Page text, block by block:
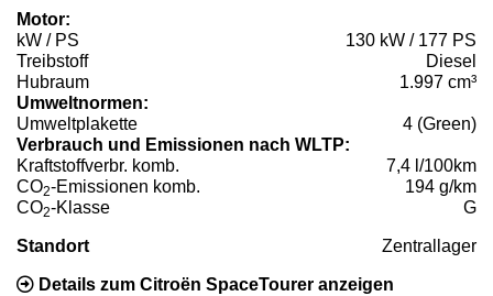
Motor:
kW / PS
130 kW / 177 PS
Treibstoff
Diesel
Hubraum
1.997 cm³
Umweltnormen:
Umweltplakette
4 (Green)
Verbrauch und Emissionen nach WLTP:
Kraftstoffverbr. komb.
7,4 l/100km
CO2-Emissionen komb.
194 g/km
CO2-Klasse G
Standort Zentrallager
Details zum Citroën SpaceTourer anzeigen